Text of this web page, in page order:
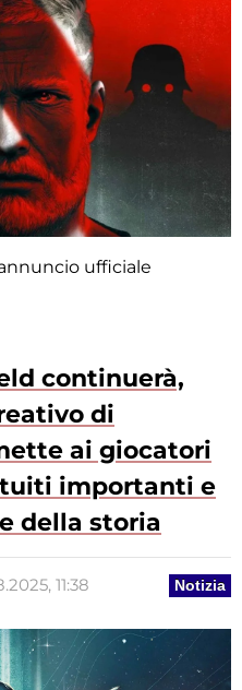
ufficiale
continuerà,
di
ai giocatori
importanti e
della storia
Notizia
11:38